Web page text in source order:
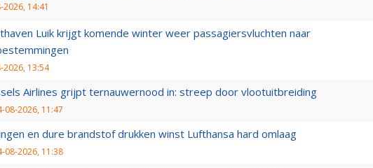
2026, 14:41
Luik krijgt komende winter weer passagiersvluchten naar
2026, 13:54
Airlines grijpt ternauwernood in: streep door vlootuitbreiding
08-2026, 11:47
en dure brandstof drukken winst Lufthansa hard omlaag
08-2026, 11:38